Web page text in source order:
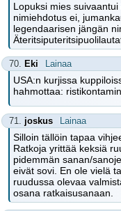
Lopuksi mies
nimiehdotus ei,
legendaarisen jängän
70. Eki Lainaa
USA:n kurjissa
hahmottaa:
71. joskus Lainaa
Silloin tällöin tapaa
Ratkoja yrittää keksiä
pidemmän sanan/
eivät sovi. En ole vielä
ruudussa olevaa
osana ratkaisusanaan.